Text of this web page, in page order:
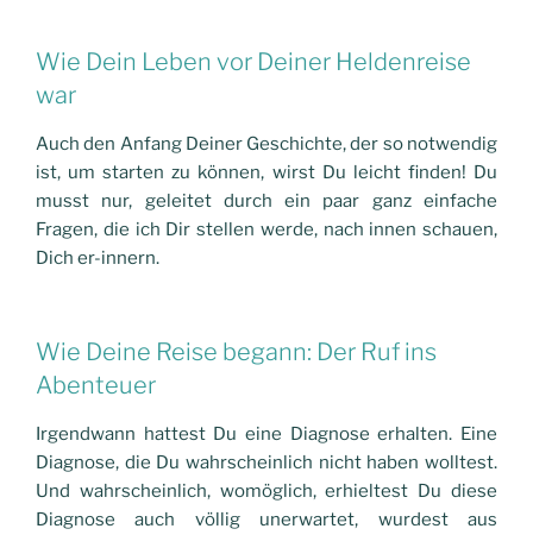
Wie Dein Leben vor Deiner Heldenreise
war
Auch den Anfang Deiner Geschichte, der so notwendig
ist, um starten zu können, wirst Du leicht finden! Du
musst nur, geleitet durch ein paar ganz einfache
Fragen, die ich Dir stellen werde, nach innen schauen,
Dich er-innern.
Wie Deine Reise begann: Der Ruf ins
Abenteuer
Irgendwann hattest Du eine Diagnose erhalten. Eine
Diagnose, die Du wahrscheinlich nicht haben wolltest.
Und wahrscheinlich, womöglich, erhieltest Du diese
Diagnose auch völlig unerwartet, wurdest aus